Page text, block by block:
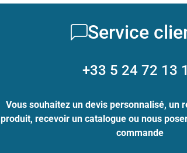
Service
+33 5 24 72 13
Vous souhaitez un devis personnalisé, un
produit, recevoir un catalogue ou nous
commande